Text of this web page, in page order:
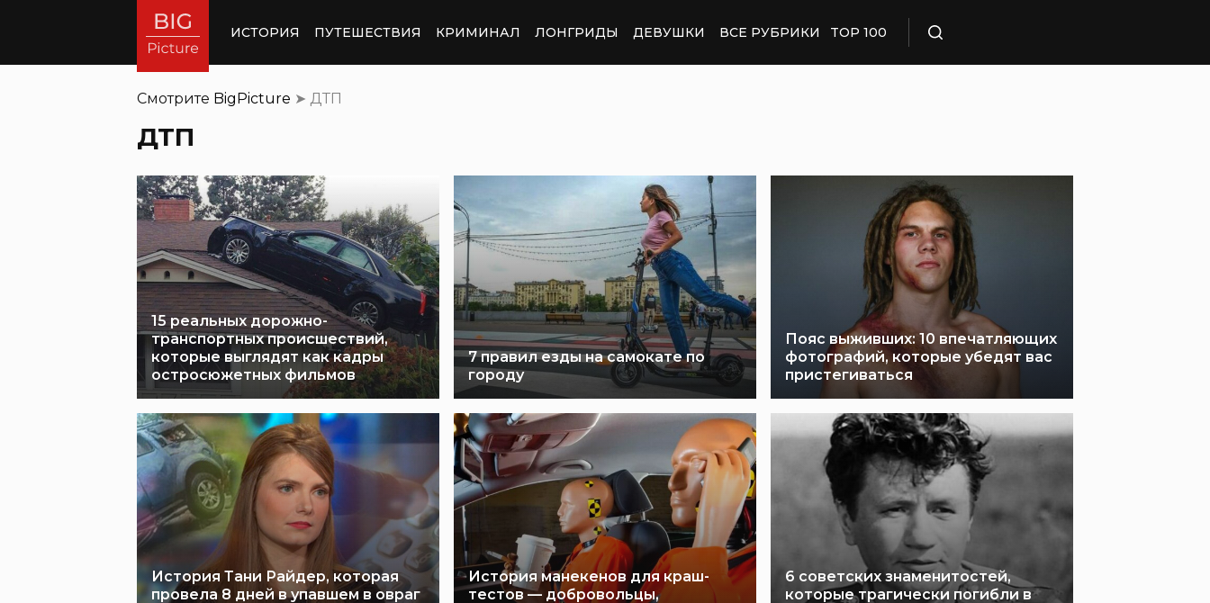
ИСТОРИЯ ПУТЕШЕСТВИЯ КРИМИНАЛ ЛОНГРИДЫ ДЕВУШКИ ВСЕ РУБРИКИ TOP 100
Смотрите BigPicture ➤ ДТП
ДТП
15 реальных дорожно-
транспортных происшествий,
которые выглядят как кадры
остросюжетных фильмов
7 правил езды на самокате по
городу
Пояс выживших: 10 впечатляющих
фотографий, которые убедят вас
пристегиваться
История Тани Райдер, которая
провела 8 дней в упавшем в овраг
История манекенов для краш-
тестов — добровольцы,
6 советских знаменитостей,
которые трагически погибли в